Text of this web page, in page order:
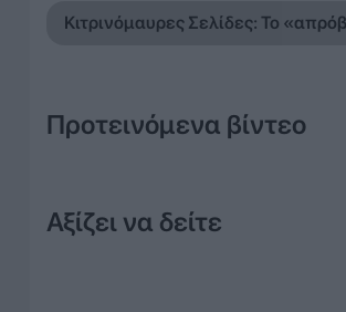
Κιτρινόμαυρες Σελίδες: Το
Προτεινόμενα βίντεο
Αξίζει να δείτε